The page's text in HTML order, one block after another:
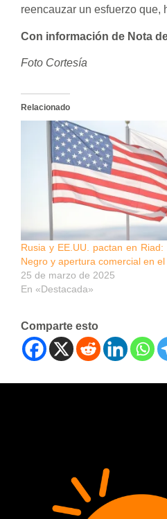
reencauzar un esfuerzo que,
Con información de Nota
Foto Cortesía
Relacionado
Rusia y EE.UU. pactan en
Negro y apertura comercial en
25 de marzo de 2025
En «Destacada»
Comparte esto